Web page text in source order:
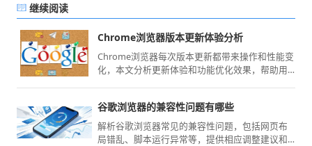
继续阅读
Chrome浏览器版本更新体验分析
Chrome浏览器每次版本更新都带来操作和性能变
化，本文分析更新体验和功能优化效果，帮助用
谷歌浏览器的兼容性问题有哪些
解析谷歌浏览器常见的兼容性问题，包括网页布
局错乱、脚本运行异常等，提供相应调整建议和